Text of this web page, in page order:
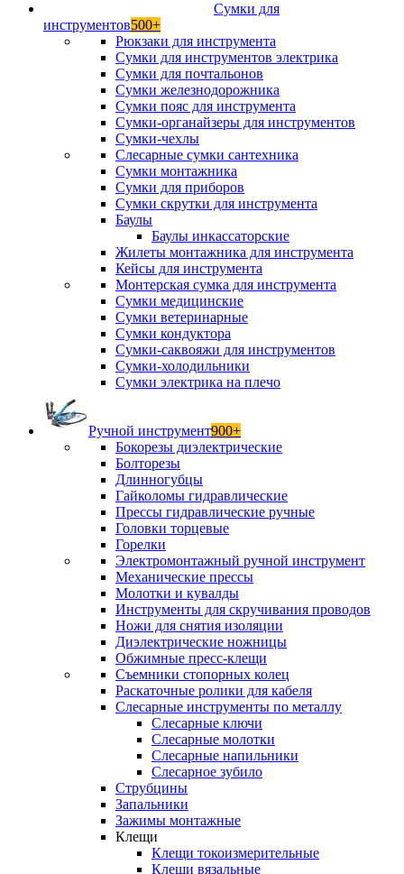
Сумки для
инструментов500+
Рюкзаки для инструмента
Сумки для инструментов электрика
Сумки для почтальонов
Сумки железнодорожника
Сумки пояс для инструмента
Сумки-органайзеры для инструментов
Сумки-чехлы
Слесарные сумки сантехника
Сумки монтажника
Сумки для приборов
Сумки скрутки для инструмента
Баулы
Баулы инкассаторские
Жилеты монтажника для инструмента
Кейсы для инструмента
Монтерская сумка для инструмента
Сумки медицинские
Сумки ветеринарные
Сумки кондуктора
Сумки-саквояжи для инструментов
Сумки-холодильники
Сумки электрика на плечо
Ручной инструмент900+
Бокорезы диэлектрические
Болторезы
Длинногубцы
Гайколомы гидравлические
Прессы гидравлические ручные
Головки торцевые
Горелки
Электромонтажный ручной инструмент
Механические прессы
Молотки и кувалды
Инструменты для скручивания проводов
Ножи для снятия изоляции
Диэлектрические ножницы
Обжимные пресс-клещи
Съемники стопорных колец
Раскаточные ролики для кабеля
Слесарные инструменты по металлу
Слесарные ключи
Слесарные молотки
Слесарные напильники
Слесарное зубило
Струбцины
Запальники
Зажимы монтажные
Клещи
Клещи токоизмерительные
Клещи вязальные